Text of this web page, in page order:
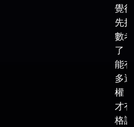
覺
先
數
了
能
多
權
才
格